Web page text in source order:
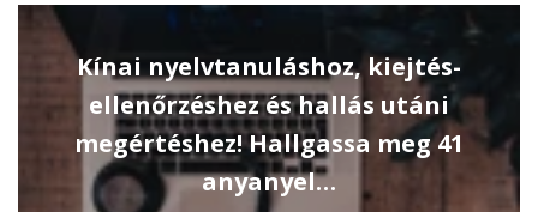
Kínai nyelvtanuláshoz, kiejtés-
ellenőrzéshez és hallás utáni
megértéshez! Hallgassa meg 41
anyanyel…